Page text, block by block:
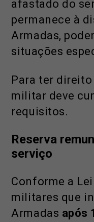
afastado do
permanece à
Armadas,
situações
Para ter
militar deve
requisitos.
Reserva
serviço
Conforme a
militares que
Armadas após